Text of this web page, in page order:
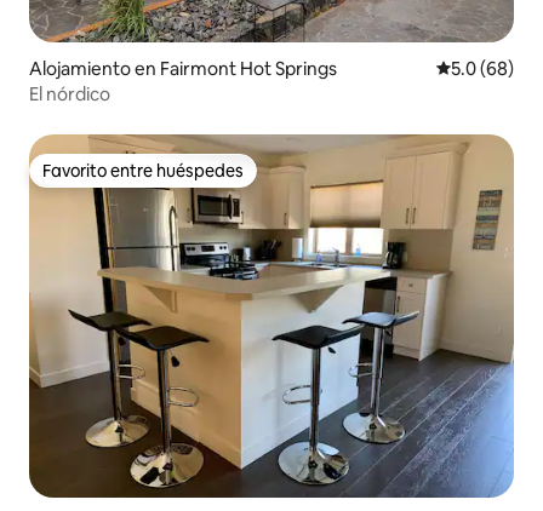
Alojamiento en Fairmont Hot Springs Calificación
5.0 (68)
El nórdico
Favorito entre huéspedes
Favorito entre huéspedes